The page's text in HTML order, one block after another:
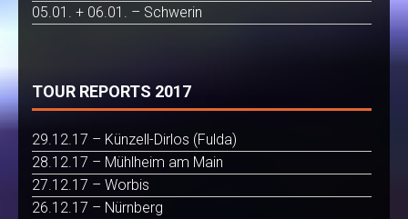
05.01. + 06.01. – Schwerin
TOUR REPORTS 2017
29.12.17 – Künzell-Dirlos (Fulda)
28.12.17 – Mühlheim am Main
27.12.17 – Worbis
26.12.17 – Nürnberg